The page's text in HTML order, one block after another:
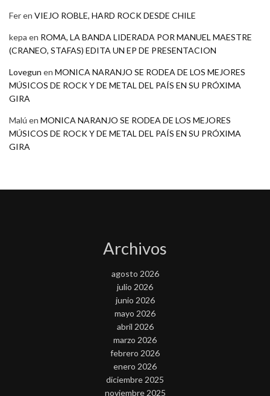
Feren VIEJO ROBLE, HARD ROCK DESDE CHILE
kepa en ROMA, LA BANDA LIDERADA POR MANUEL MAESTRE
(CRANEO, STAFAS) EDITA UN EP DE PRESENTACION
Lovegun en MONICA NARANJO SE RODEA DE LOS MEJORES
MÚSICOS DE ROCK Y DE METAL DEL PAÍS EN SU PRÓXIMA
GIRA
Malú en MONICA NARANJO SE RODEA DE LOS MEJORES
MÚSICOS DE ROCK Y DE METAL DEL PAÍS EN SU PRÓXIMA
GIRA
Archivos
agosto 2026
julio 2026
junio 2026
mayo 2026
abril 2026
marzo 2026
febrero 2026
enero 2026
diciembre 2025
noviembre 2025